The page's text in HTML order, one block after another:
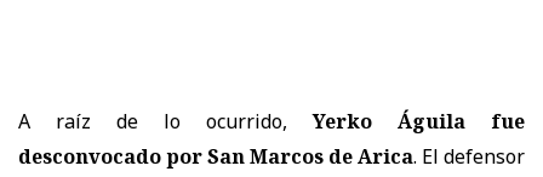
A raíz de lo ocurrido,Yerko Águila fue
desconvocado por San Marcos de Arica. El defensor